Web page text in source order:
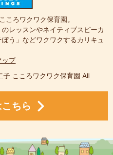
ころワクワク保育園。
レッスンやネイティブスピーカ
う」などワクワクするカリキュ
ップ
こころワクワク保育園 All
ちら